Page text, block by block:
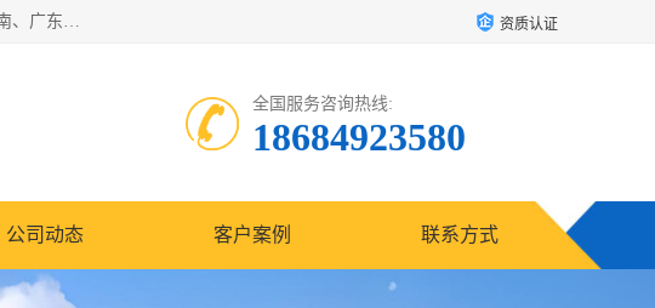
湖南业峻强夯基础工程有限公司是一家专业从事湖南强夯基础工程、强夯机租赁，地基处理的施工单位。业务覆盖：湖南、广东，江西等地。可承接1000KN.m-25000KN.m强夯（置换）工程。公司创始人是国内较早期从事强夯施工的建设者，经过多年的一步一个脚印的发展，在行业内具有较高的度和良好的口碑。 资质认证
全国服务咨询热线:
18684923580
公司动态 客户案例 联系方式